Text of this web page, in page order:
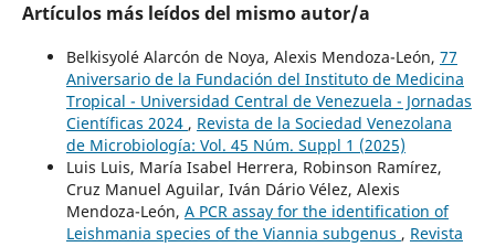
Artículos más leídos del mismo autor/a
Belkisyolé Alarcón de Noya, Alexis Mendoza-León, 77
Aniversario de la Fundación del Instituto de Medicina
Tropical - Universidad Central de Venezuela - Jornadas
Científicas 2024 , Revista de la Sociedad Venezolana
de Microbiología: Vol. 45 Núm. Suppl 1 (2025)
Luis Luis, María Isabel Herrera, Robinson Ramírez,
Cruz Manuel Aguilar, Iván Dário Vélez, Alexis
Mendoza-León, A PCR assay for the identification of
Leishmania species of the Viannia subgenus , Revista